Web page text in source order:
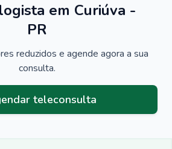
em Curiúva -
PR
reduzidos e agende agora a sua
consulta.
teleconsulta